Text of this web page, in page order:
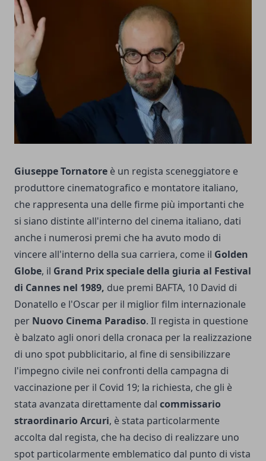
Giuseppe Tornatore è un regista sceneggiatore e
produttore cinematografico e montatore italiano,
che rappresenta una delle firme più importanti che
si siano distinte all'interno del cinema italiano, dati
anche i numerosi premi che ha avuto modo di
vincere all'interno della sua carriera, come il Golden
Globe, il Grand Prix speciale della giuria al Festival
di Cannes nel 1989, due premi BAFTA, 10 David di
Donatello e l'Oscar per il miglior film internazionale
per Nuovo Cinema Paradiso. Il regista in questione
è balzato agli onori della cronaca per la realizzazione
di uno spot pubblicitario, al fine di sensibilizzare
l'impegno civile nei confronti della campagna di
vaccinazione per il Covid 19; la richiesta, che gli è
stata avanzata direttamente dal commissario
straordinario Arcuri, è stata particolarmente
accolta dal regista, che ha deciso di realizzare uno
spot particolarmente emblematico dal punto di vista